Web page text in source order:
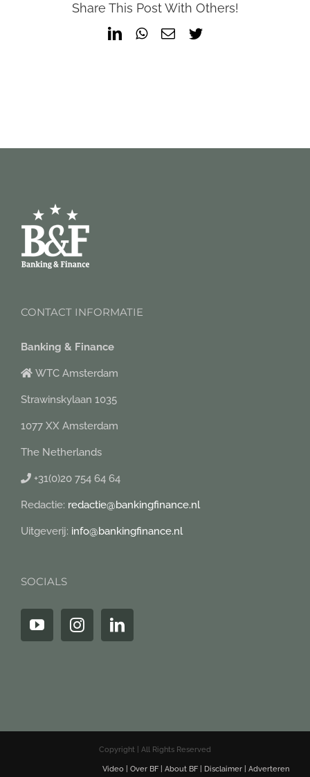
Share This Post With Others!
LinkedInWhatsApp
EmailTwitter
CONTACT INFORMATIE
Banking & Finance
WTC Amsterdam
Strawinskylaan 1035
1077 XX Amsterdam
The Netherlands
+31(0)20 754 64 64
Redactie: redactie@bankingfinance.nl
Uitgeverij: info@bankingfinance.nl
SOCIALS
Copyright | All Rights Reserved
Video Over BF About BF Disclaimer Adverteren